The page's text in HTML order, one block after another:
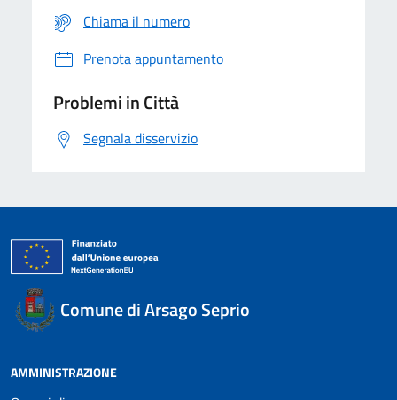
Chiama il numero
Prenota appuntamento
Problemi in Città
Segnala disservizio
Comune di Arsago Seprio
AMMINISTRAZIONE